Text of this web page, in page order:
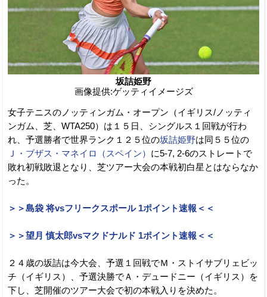
坂詰姫野
画像提供:ゲッティイメージズ
女子テニスのノッティンガム・オープン（イギリス/ノッティ
ンガム、芝、WTA250）は１５日、シングルス１回戦が行わ
れ、予選勝者で世界ランク１２５位の坂詰姫野は同５５位の
Ｊ・ブザス・マネイロ（スペイン） に5-7, 2-6のストレートで
敗れ初戦敗退となり、芝ツアー大会の本戦初白星とはならなか
った。
＞＞島袋 将vsフリークスポール 1ポイント速報＜＜
＞＞望月 慎太郎vsマクドナルド 1ポイント速報＜＜
２４歳の坂詰は今大会、予選１回戦でＭ・ストイサブリェビッ
チ（イギリス）、予選決勝でＡ・デュードニー（イギリス）を
下し、芝開催のツアー大会で初の本戦入りを決めた。